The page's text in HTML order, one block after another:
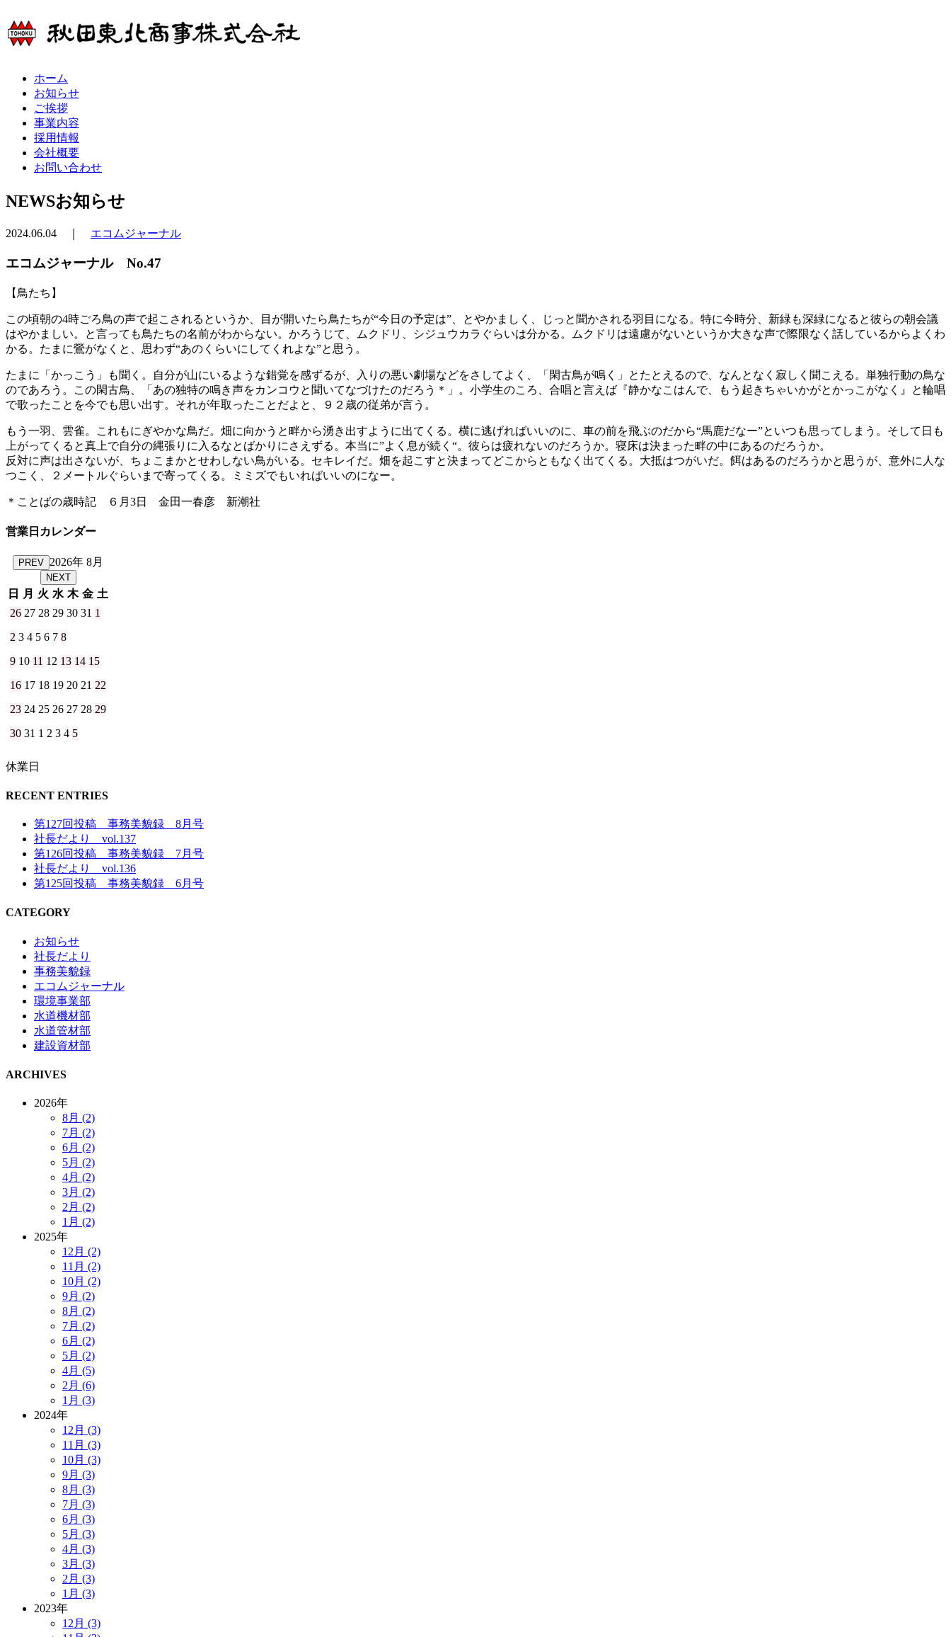
ホーム
お知らせ
ご挨拶
事業内容
採用情報
会社概要
お問い合わせ
NEWSお知らせ
2024.06.04 ｜ エコムジャーナル
エコムジャーナル No.47
【鳥たち】
この頃朝の4時ごろ鳥の声で起こされるというか、目が開いたら鳥たちが“今日の予定は”、とやかましく、じっと聞かされる羽目になる。特に今時分、新緑も深緑になると彼らの朝会議
はやかましい。と言っても鳥たちの名前がわからない。かろうじて、ムクドリ、シジュウカラぐらいは分かる。ムクドリは遠慮がないというか大きな声で際限なく話しているからよくわ
かる。たまに鶯がなくと、思わず“あのくらいにしてくれよな”と思う。
たまに「かっこう」も聞く。自分が山にいるような錯覚を感ずるが、入りの悪い劇場などをさしてよく、「閑古鳥が鳴く」とたとえるので、なんとなく寂しく聞こえる。単独行動の鳥な
のであろう。この閑古鳥、「あの独特の鳴き声をカンコウと聞いてなづけたのだろう＊」。小学生のころ、合唱と言えば『静かなこはんで、もう起きちゃいかがとかっこがなく』と輪唱
で歌ったことを今でも思い出す。それが年取ったことだよと、９２歳の従弟が言う。
もう一羽、雲雀。これもにぎやかな鳥だ。畑に向かうと畔から湧き出すように出てくる。横に逃げればいいのに、車の前を飛ぶのだから“馬鹿だなー”といつも思ってしまう。そして日も
上がってくると真上で自分の縄張りに入るなとばかりにさえずる。本当に”よく息が続く“。彼らは疲れないのだろうか。寝床は決まった畔の中にあるのだろうか。
反対に声は出さないが、ちょこまかとせわしない鳥がいる。セキレイだ。畑を起こすと決まってどこからともなく出てくる。大抵はつがいだ。餌はあるのだろうかと思うが、意外に人な
つこく、２メートルぐらいまで寄ってくる。ミミズでもいればいいのになー。
＊ことばの歳時記 ６月3日 金田一春彦 新潮社
営業日カレンダー
PREV 2026年 8月
NEXT
日 月 火 水 木 金 土
26 27 28 29 30 31 1
2 3 4 5 6 7 8
9 10 11 12 13 14 15
16 17 18 19 20 21 22
23 24 25 26 27 28 29
30 31 1 2 3 4 5
休業日
RECENT ENTRIES
第127回投稿 事務美貌録 8月号
社長だより vol.137
第126回投稿 事務美貌録 7月号
社長だより vol.136
第125回投稿 事務美貌録 6月号
CATEGORY
お知らせ
社長だより
事務美貌録
エコムジャーナル
環境事業部
水道機材部
水道管材部
建設資材部
ARCHIVES
2026年
8月 (2)
7月 (2)
6月 (2)
5月 (2)
4月 (2)
3月 (2)
2月 (2)
1月 (2)
2025年
12月 (2)
11月 (2)
10月 (2)
9月 (2)
8月 (2)
7月 (2)
6月 (2)
5月 (2)
4月 (5)
2月 (6)
1月 (3)
2024年
12月 (3)
11月 (3)
10月 (3)
9月 (3)
8月 (3)
7月 (3)
6月 (3)
5月 (3)
4月 (3)
3月 (3)
2月 (3)
1月 (3)
2023年
12月 (3)